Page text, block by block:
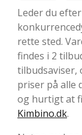
Leder du
rette sted.
findes i 2
tilbudsaviser,
priser på alle
og hurtigt at
Kimbino.dk.